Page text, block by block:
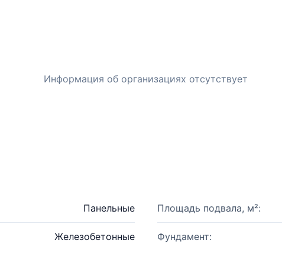
Информация об организациях отсутствует
Панельные Площадь подвала, м²:
Железобетонные Фундамент: